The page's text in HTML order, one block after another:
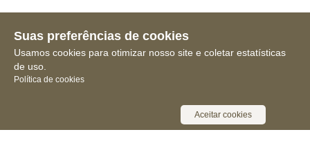
Suas preferências de cookies
Usamos cookies para otimizar nosso site e coletar estatísticas
de uso.
Política de cookies
Aceitar cookies